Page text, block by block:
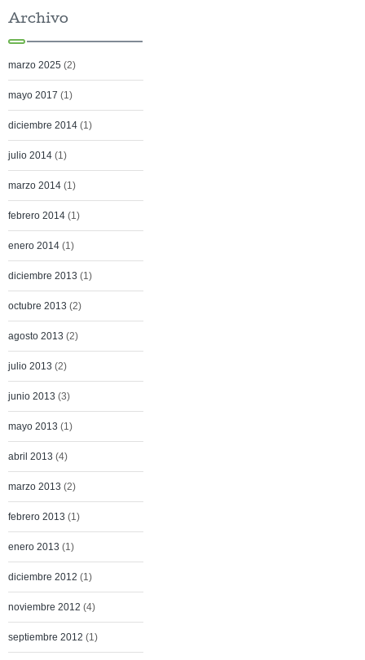
Archivo
marzo 2025 (2)
mayo 2017 (1)
diciembre 2014 (1)
julio 2014 (1)
marzo 2014 (1)
febrero 2014 (1)
enero 2014 (1)
diciembre 2013 (1)
octubre 2013 (2)
agosto 2013 (2)
julio 2013 (2)
junio 2013 (3)
mayo 2013 (1)
abril 2013 (4)
marzo 2013 (2)
febrero 2013 (1)
enero 2013 (1)
diciembre 2012 (1)
noviembre 2012 (4)
septiembre 2012 (1)